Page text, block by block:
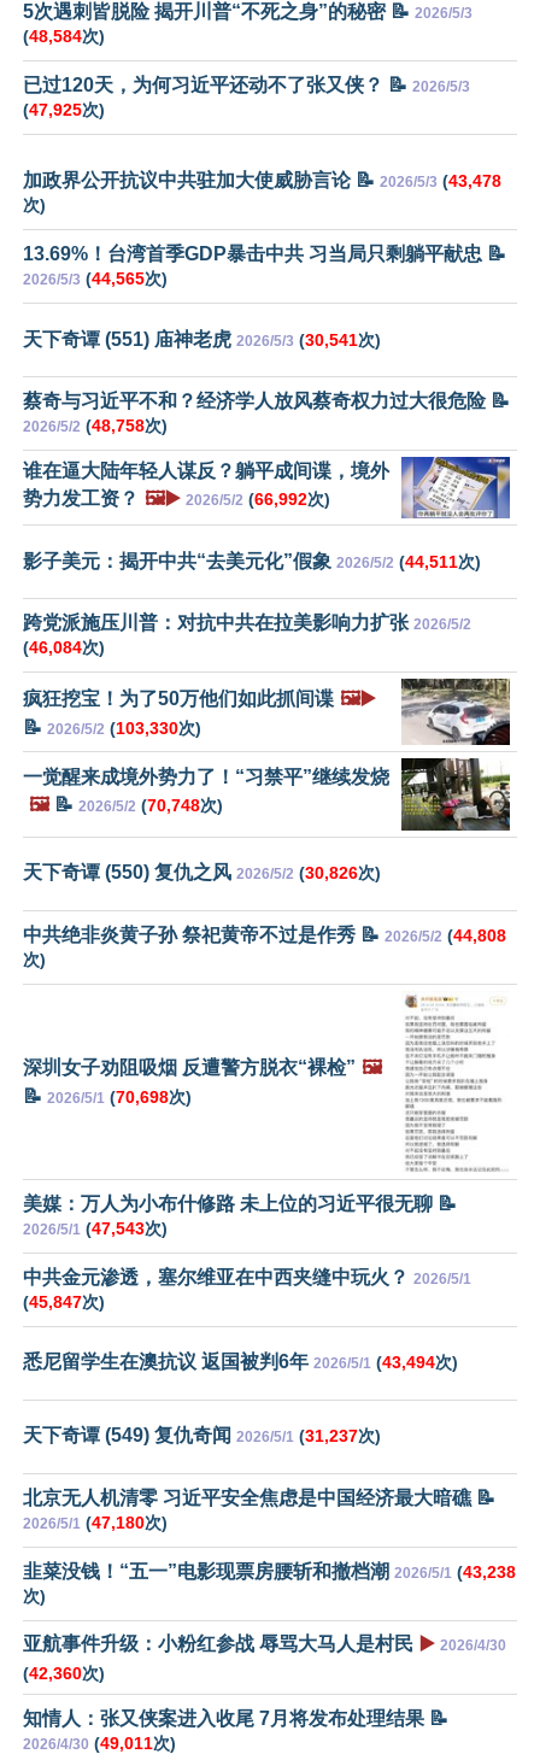
5次遇刺皆脱险 揭开川普“不死之身”的秘密 📝 2026/5/3
(48,584次)
已过120天，为何习近平还动不了张又侠？ 📝 2026/5/3
(47,925次)
加政界公开抗议中共驻加大使威胁言论 📝 2026/5/3 (43,478
次)
13.69%！台湾首季GDP暴击中共 习当局只剩躺平献忠 📝
2026/5/3 (44,565次)
天下奇谭 (551) 庙神老虎 2026/5/3 (30,541次)
蔡奇与习近平不和？经济学人放风蔡奇权力过大很危险 📝
2026/5/2 (48,758次)
谁在逼大陆年轻人谋反？躺平成间谍，境外
势力发工资？ 🖼️▶️ 2026/5/2 (66,992次)
影子美元：揭开中共“去美元化”假象 2026/5/2 (44,511次)
跨党派施压川普：对抗中共在拉美影响力扩张 2026/5/2
(46,084次)
疯狂挖宝！为了50万他们如此抓间谍 🖼️▶️
📝 2026/5/2 (103,330次)
一觉醒来成境外势力了！“习禁平”继续发烧
🖼️📝 2026/5/2 (70,748次)
天下奇谭 (550) 复仇之风 2026/5/2 (30,826次)
中共绝非炎黄子孙 祭祀黄帝不过是作秀 📝 2026/5/2 (44,808
次)
深圳女子劝阻吸烟 反遭警方脱衣“裸检” 🖼️
📝 2026/5/1 (70,698次)
美媒：万人为小布什修路 未上位的习近平很无聊 📝
2026/5/1 (47,543次)
中共金元渗透，塞尔维亚在中西夹缝中玩火？ 2026/5/1
(45,847次)
悉尼留学生在澳抗议 返国被判6年 2026/5/1 (43,494次)
天下奇谭 (549) 复仇奇闻 2026/5/1 (31,237次)
北京无人机清零 习近平安全焦虑是中国经济最大暗礁 📝
2026/5/1 (47,180次)
韭菜没钱！“五一”电影现票房腰斩和撤档潮 2026/5/1 (43,238
次)
亚航事件升级：小粉红参战 辱骂大马人是村民 ▶️ 2026/4/30
(42,360次)
知情人：张又侠案进入收尾 7月将发布处理结果 📝
2026/4/30 (49,011次)